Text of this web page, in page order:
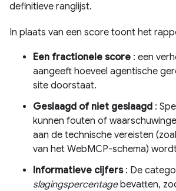
definitieve ranglijst.
In plaats van een score toont het
Een fractionele score : een
aangeeft hoeveel agentische
site doorstaat.
Geslaagd of niet geslaagd :
kunnen fouten of
aan de technische vereisten
van het WebMCP-schema)
Informatieve cijfers: De
slagingspercentagebevatten,